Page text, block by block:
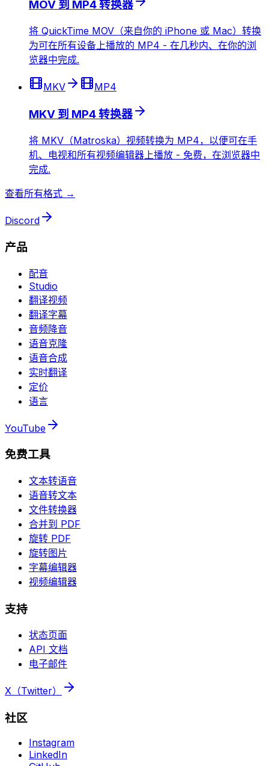
MOV 到 MP4 转换器
将 QuickTime MOV（来自你的 iPhone 或 Mac）转换
为可在所有设备上播放的 MP4 - 在几秒内、在你的浏
览器中完成.
MKV MP4
MKV 到 MP4 转换器
将 MKV（Matroska）视频转换为 MP4，以便可在手
机、电视和所有视频编辑器上播放 - 免费，在浏览器中
完成.
查看所有格式 →
Discord
产品
配音
Studio
翻译视频
翻译字幕
音频降音
语音克隆
语音合成
实时翻译
定价
语言
YouTube
免费工具
文本转语音
语音转文本
文件转换器
合并到 PDF
旋转 PDF
旋转图片
字幕编辑器
视频编辑器
支持
状态页面
API 文档
电子邮件
X（Twitter）
社区
Instagram
LinkedIn